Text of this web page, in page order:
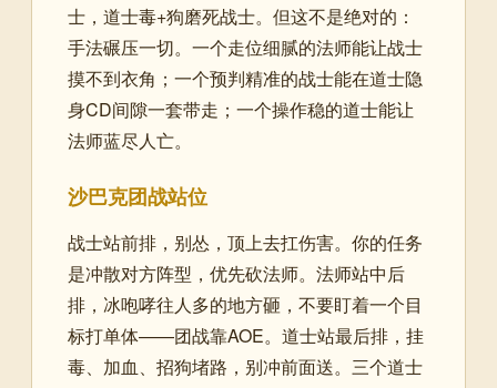
士，道士毒+狗磨死战士。但这不是绝对的：
手法碾压一切。一个走位细腻的法师能让战士
摸不到衣角；一个预判精准的战士能在道士隐
身CD间隙一套带走；一个操作稳的道士能让
法师蓝尽人亡。
沙巴克团战站位
战士站前排，别怂，顶上去扛伤害。你的任务
是冲散对方阵型，优先砍法师。法师站中后
排，冰咆哮往人多的地方砸，不要盯着一个目
标打单体——团战靠AOE。道士站最后排，挂
毒、加血、招狗堵路，别冲前面送。三个道士